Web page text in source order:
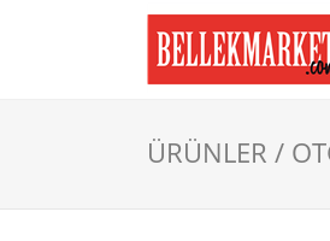
ÜRÜNLER /